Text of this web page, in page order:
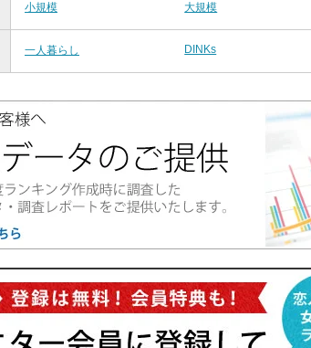
小規模 大規模
一人暮らし DINKs